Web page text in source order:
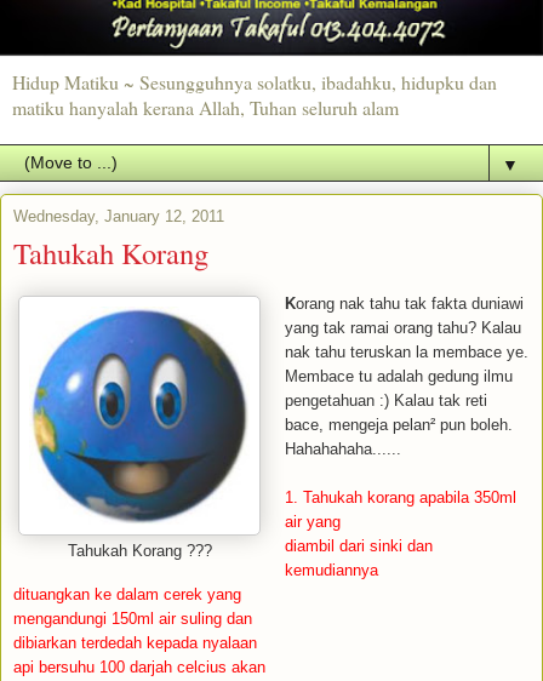
Hidup Matiku ~ Sesungguhnya solatku, ibadahku, hidupku dan
matiku hanyalah kerana Allah, Tuhan seluruh alam
▼
Wednesday, January 12, 2011
Tahukah Korang
Tahukah Korang ???
Korang nak tahu tak fakta duniawi
yang tak ramai orang tahu? Kalau
nak tahu teruskan la membace ye.
Membace tu adalah gedung ilmu
pengetahuan :) Kalau tak reti
bace, mengeja pelan² pun boleh.
Hahahahaha......
1. Tahukah korang apabila 350ml
air yang
diambil dari sinki dan
kemudiannya
dituangkan ke dalam cerek yang
mengandungi 150ml air suling dan
dibiarkan terdedah kepada nyalaan
api bersuhu 100 darjah celcius akan